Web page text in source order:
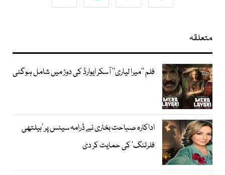
متعلقہ
فلم ’’میرا لیاری‘‘ آسکر ایوارڈ کی دوڑ میں شامل ہوگئی
اداکارہ صباحت بخاری نے ڈرامہ سیٹس پر ’ہیلتھی
فلرٹنگ‘ کی حمایت کر دی